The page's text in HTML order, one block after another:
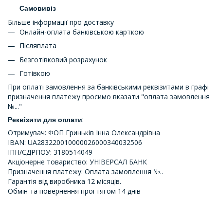
Самовивіз
Більше інформації про доставку
Онлайн-оплата банківською карткою
Післяплата
Безготівковий розрахунок
Готівкою
При оплаті замовлення за банківськими реквізитами в графі
призначення платежу просимо вказати "оплата замовлення
№..."
Реквізити для оплати:
Отримувач: ФОП Гриньків Інна Олександрівна
IBAN: UA283220010000026000340032506
ІПН/ЄДРПОУ: 3180514049
Акціонерне товариство: УНІВЕРСАЛ БАНК
Призначення платежу: Оплата замовлення №..
Гарантія від виробника 12 місяців.
Обмін та повернення прогтягом 14 днів